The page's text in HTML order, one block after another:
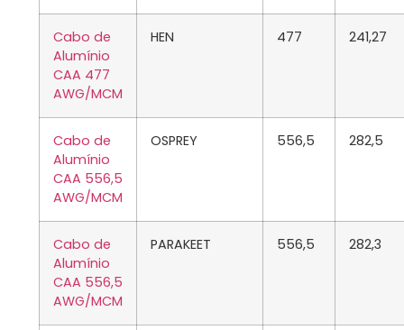
Cabo de
Alumínio
CAA 477
AWG/MCM
HEN 477 241,27
Cabo de
Alumínio
CAA 556,5
AWG/MCM
OSPREY 556,5 282,5
Cabo de
Alumínio
CAA 556,5
AWG/MCM
PARAKEET 556,5 282,3